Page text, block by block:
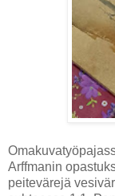
Arffmanin
peitevärejä